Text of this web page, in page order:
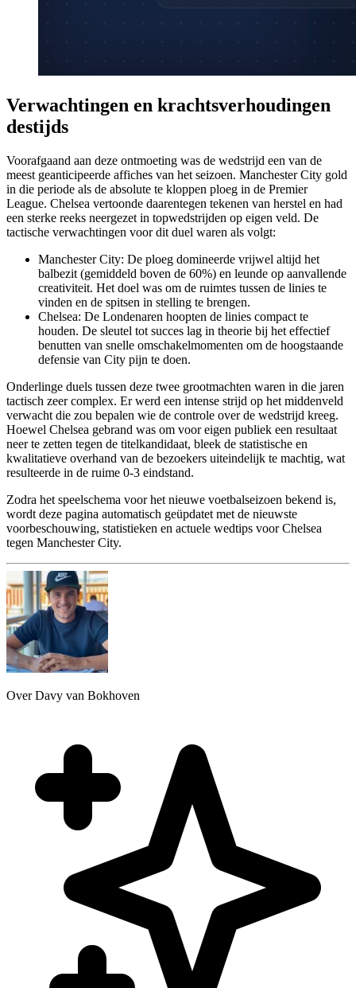
Verwachtingen en krachtsverhoudingen
destijds
Voorafgaand aan deze ontmoeting was de wedstrijd een van de
meest geanticipeerde affiches van het seizoen. Manchester City gold
in die periode als de absolute te kloppen ploeg in de Premier
League. Chelsea vertoonde daarentegen tekenen van herstel en had
een sterke reeks neergezet in topwedstrijden op eigen veld. De
tactische verwachtingen voor dit duel waren als volgt:
Manchester City: De ploeg domineerde vrijwel altijd het
balbezit (gemiddeld boven de 60%) en leunde op aanvallende
creativiteit. Het doel was om de ruimtes tussen de linies te
vinden en de spitsen in stelling te brengen.
Chelsea: De Londenaren hoopten de linies compact te
houden. De sleutel tot succes lag in theorie bij het effectief
benutten van snelle omschakelmomenten om de hoogstaande
defensie van City pijn te doen.
Onderlinge duels tussen deze twee grootmachten waren in die jaren
tactisch zeer complex. Er werd een intense strijd op het middenveld
verwacht die zou bepalen wie de controle over de wedstrijd kreeg.
Hoewel Chelsea gebrand was om voor eigen publiek een resultaat
neer te zetten tegen de titelkandidaat, bleek de statistische en
kwalitatieve overhand van de bezoekers uiteindelijk te machtig, wat
resulteerde in de ruime 0-3 eindstand.
Zodra het speelschema voor het nieuwe voetbalseizoen bekend is,
wordt deze pagina automatisch geüpdatet met de nieuwste
voorbeschouwing, statistieken en actuele wedtips voor Chelsea
tegen Manchester City.
Over Davy van Bokhoven